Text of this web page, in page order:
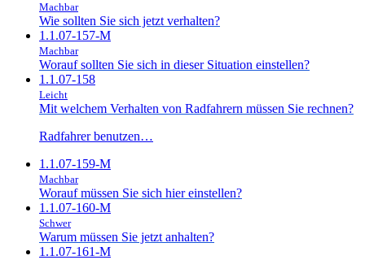
Machbar
Wie sollten Sie sich jetzt verhalten?
1.1.07-157-M
Machbar
Worauf sollten Sie sich in dieser Situation einstellen?
1.1.07-158
Leicht
Mit welchem Verhalten von Radfahrern müssen Sie rechnen?
Radfahrer benutzen…
1.1.07-159-M
Machbar
Worauf müssen Sie sich hier einstellen?
1.1.07-160-M
Schwer
Warum müssen Sie jetzt anhalten?
1.1.07-161-M